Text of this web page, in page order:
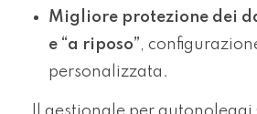
Migliore protezione dei
e “a riposo”,
personalizzata.